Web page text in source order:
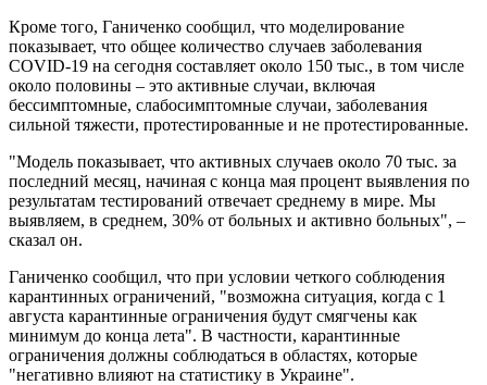
Кроме того, Ганиченко сообщил, что моделирование
показывает, что общее количество случаев заболевания
COVID-19 на сегодня составляет около 150 тыс., в том числе
около половины – это активные случаи, включая
бессимптомные, слабосимптомные случаи, заболевания
сильной тяжести, протестированные и не протестированные.
"Модель показывает, что активных случаев около 70 тыс. за
последний месяц, начиная с конца мая процент выявления по
результатам тестирований отвечает среднему в мире. Мы
выявляем, в среднем, 30% от больных и активно больных", –
сказал он.
Ганиченко сообщил, что при условии четкого соблюдения
карантинных ограничений, "возможна ситуация, когда с 1
августа карантинные ограничения будут смягчены как
минимум до конца лета". В частности, карантинные
ограничения должны соблюдаться в областях, которые
"негативно влияют на статистику в Украине".